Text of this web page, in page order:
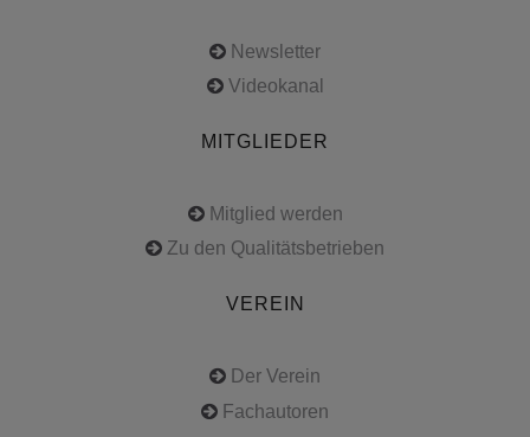
Newsletter
Videokanal
MITGLIEDER
Mitglied werden
Zu den Qualitätsbetrieben
VEREIN
Der Verein
Fachautoren